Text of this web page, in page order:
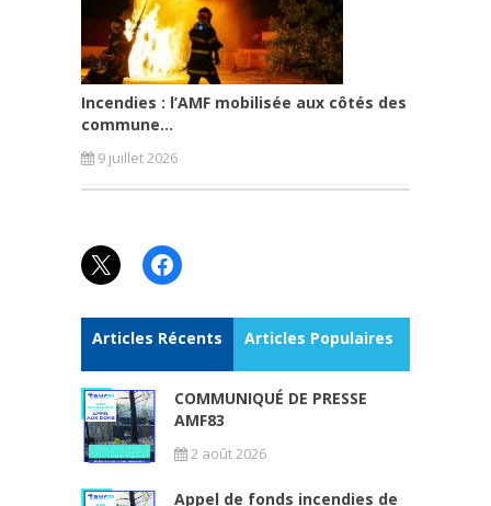
Incendies : l’AMF mobilisée aux côtés des
commune...
9 juillet 2026
X Facebook
Articles Récents Articles Populaires
COMMUNIQUÉ DE PRESSE
AMF83
2 août 2026
Appel de fonds incendies de